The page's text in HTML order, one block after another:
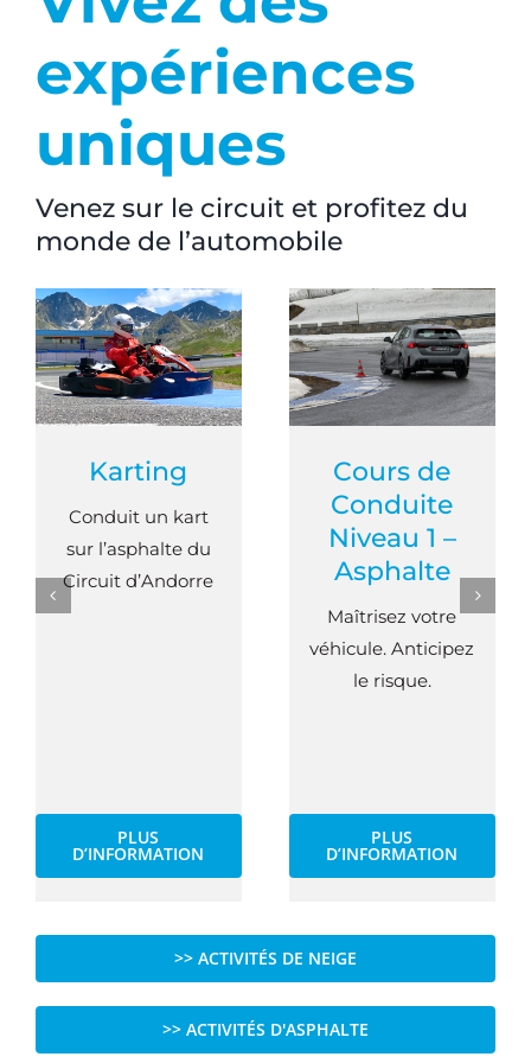
expériences
uniques
Venez sur le circuit et profitez du
monde de l’automobile
Karting
Conduit un kart
sur l’asphalte du
Circuit d’Andorre
PLUS
D’INFORMATION
Cours de
Conduite
Niveau 1 –
Asphalte
Maîtrisez votre
véhicule. Anticipez
le risque.
PLUS
D’INFORMATION
>> ACTIVITÉS DE NEIGE
>> ACTIVITÉS D'ASPHALTE